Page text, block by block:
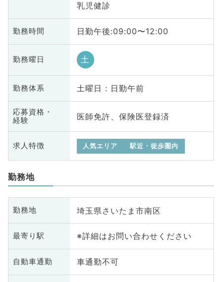
乳児健診
勤務時間 日勤午後:09:00〜12:00
勤務曜日 土
勤務体系 土曜日 : 日勤午前
応募資格・
経験
医師免許、保険医登録済
求人特徴 人気エリア 駅近・徒歩圏内
勤務地
勤務地 埼玉県さいたま市南区
最寄り駅 ※詳細はお問い合わせください
自動車通勤 車通勤不可